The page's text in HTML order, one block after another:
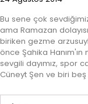
Bu sene çok
ama Ramazan
biriken gezme
önce Şahika
sevgili dayımız, spor
Cüneyt Şen ve biri
Arama: